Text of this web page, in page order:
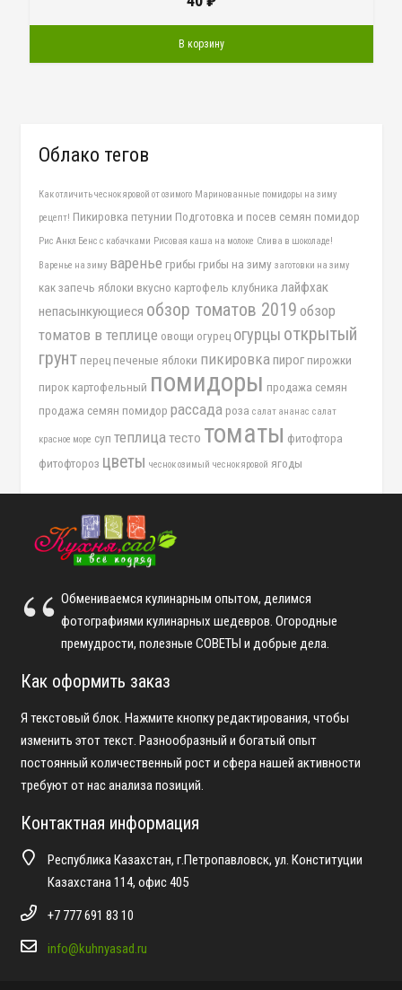
В корзину
Облако тегов
Как отличить чеснок яровой от озимого Маринованные помидоры на зиму
рецепт! Пикировка петунии Подготовка и посев семян помидор
Рис Анкл Бенс с кабачками Рисовая каша на молоке Слива в шоколаде!
Варенье на зиму варенье грибы грибы на зиму заготовки на зиму
как запечь яблоки вкусно картофель клубника лайфхак
непасынкующиеся обзор томатов 2019 обзор
томатов в теплице овощи огурец огурцы открытый
грунт перец печеные яблоки пикировка пирог пирожки
пирок картофельный помидоры продажа семян
продажа семян помидор рассада роза салат ананас салат
красное море суп теплица тесто томаты фитофтора
фитофтороз цветы чеснок озимый чеснок яровой ягоды
Обмениваемся кулинарным опытом, делимся
фотографиями кулинарных шедевров. Огородные
премудрости, полезные СОВЕТЫ и добрые дела.
Как оформить заказ
Я текстовый блок. Нажмите кнопку редактирования, чтобы
изменить этот текст. Разнообразный и богатый опыт
постоянный количественный рост и сфера нашей активности
требуют от нас анализа позиций.
Контактная информация
Республика Казахстан, г.Петропавловск, ул. Конституции
Казахстана 114, офис 405
+7 777 691 83 10
info@kuhnyasad.ru